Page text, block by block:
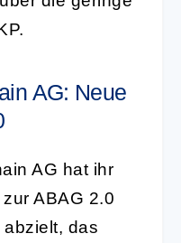
AG: Neue
AG hat ihr
ABAG 2.0
das